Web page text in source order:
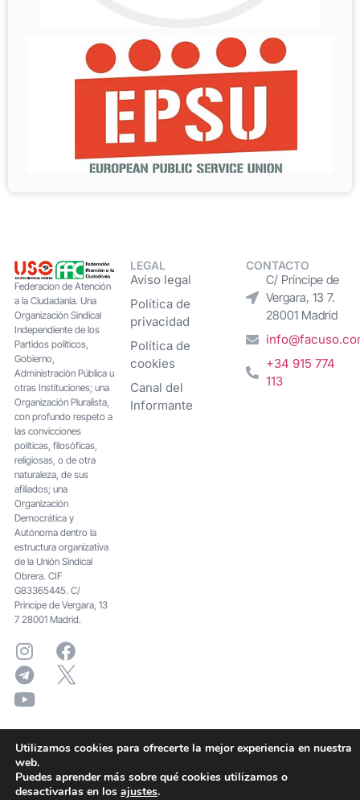
Federacion de Atención
a la Ciudadanía. Una
Organización Sindical
Independiente de los
Partidos políticos,
Gobierno,
Administración Pública u
otras Instituciones; una
Organización Pluralista,
con profundo respeto a
las convicciones
políticas, filosóficas,
religiosas, o de otra
naturaleza, de sus
afiliados; una
Organización
Democrática y
Autónoma dentro la
estructura organizativa
de la Unión Sindical
Obrera. CIF
G83365445. C/
Principe de Vergara, 13
7 28001 Madrid.
LEGAL
Aviso legal
Política de
privacidad
Política de
cookies
Canal del
Informante
CONTACTO
C/ Príncipe de
Vergara, 13 7.
28001 Madrid
+34 915 774
113
Utilizamos cookies para ofrecerte la mejor experiencia en nuestra
web.
Puedes aprender más sobre qué cookies utilizamos o
desactivarlas en los ajustes.